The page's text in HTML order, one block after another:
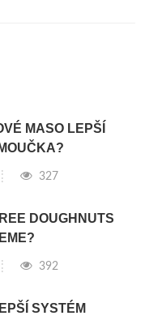
MASO LEPŠÍ
327
DOUGHNUTS
392
SYSTÉM